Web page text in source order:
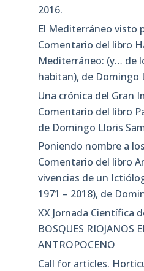
2016.
El Mediterráneo visto
Comentario del libro
Mediterráneo: (y… de
habitan), de Domingo
Una crónica del Gran
Comentario del libro
de Domingo Lloris
Poniendo nombre a
Comentario del libro
vivencias de un
1971 – 2018), de
XX Jornada Científica
BOSQUES RIOJANOS
ANTROPOCENO
Call for articles.